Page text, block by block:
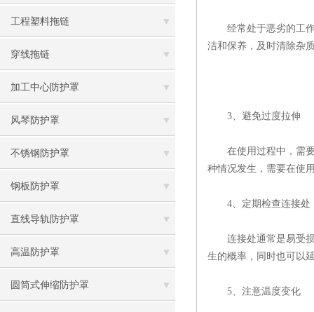
工程塑料拖链
穿线拖链
加工中心防护罩
风琴防护罩
不锈钢防护罩
钢板防护罩
直线导轨防护罩
高温防护罩
圆筒式伸缩防护罩
经常处于恶劣的工作
洁和保养，及时清除杂
3、避免过度拉伸
在使用过程中，需要
种情况发生，需要在使
4、定期检查连接处
连接处通常是易受损
生的概率，同时也可以
5、注意温度变化